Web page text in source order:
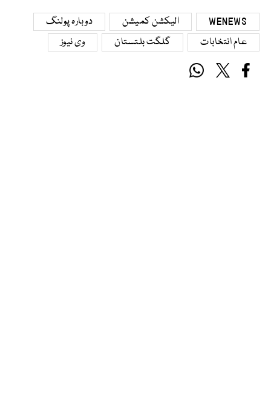
WENEWS الیکشن کمیشن
دوبارہ پولنگ
عام انتخابات
گلگت بلتستان وی نیوز